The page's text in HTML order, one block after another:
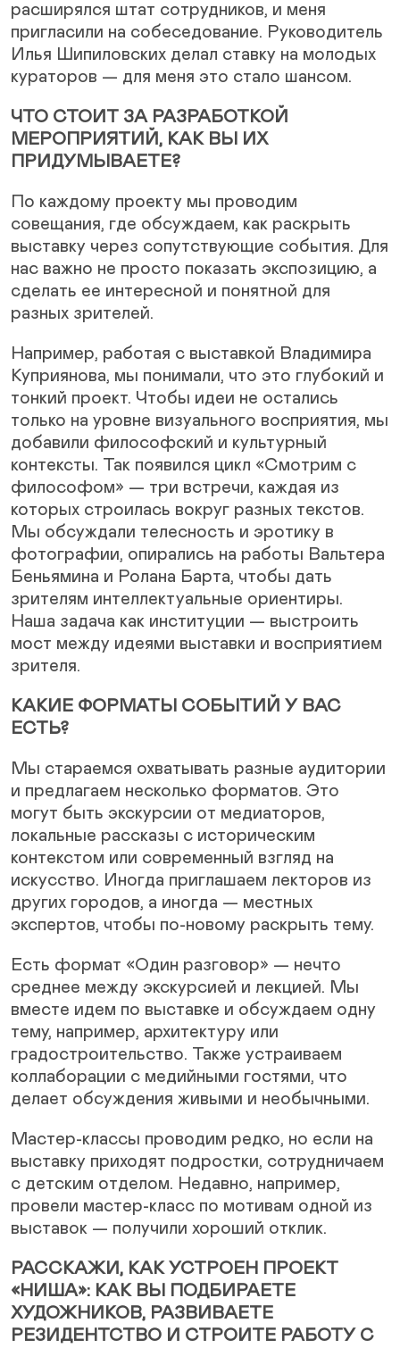
расширялся штат сотрудников, и меня
пригласили на собеседование. Руководитель
Илья Шипиловских делал ставку на молодых
кураторов — для меня это стало шансом.
ЧТО СТОИТ ЗА РАЗРАБОТКОЙ
МЕРОПРИЯТИЙ, КАК ВЫ ИХ
ПРИДУМЫВАЕТЕ?
По каждому проекту мы проводим
совещания, где обсуждаем, как раскрыть
выставку через сопутствующие события. Для
нас важно не просто показать экспозицию, а
сделать ее интересной и понятной для
разных зрителей.
Например, работая с выставкой Владимира
Куприянова, мы понимали, что это глубокий и
тонкий проект. Чтобы идеи не остались
только на уровне визуального восприятия, мы
добавили философский и культурный
контексты. Так появился цикл «Смотрим с
философом» — три встречи, каждая из
которых строилась вокруг разных текстов.
Мы обсуждали телесность и эротику в
фотографии, опирались на работы Вальтера
Беньямина и Ролана Барта, чтобы дать
зрителям интеллектуальные ориентиры.
Наша задача как институции — выстроить
мост между идеями выставки и восприятием
зрителя.
КАКИЕ ФОРМАТЫ СОБЫТИЙ У ВАС
ЕСТЬ?
Мы стараемся охватывать разные аудитории
и предлагаем несколько форматов. Это
могут быть экскурсии от медиаторов,
локальные рассказы с историческим
контекстом или современный взгляд на
искусство. Иногда приглашаем лекторов из
других городов, а иногда — местных
экспертов, чтобы по-новому раскрыть тему.
Есть формат «Один разговор» — нечто
среднее между экскурсией и лекцией. Мы
вместе идем по выставке и обсуждаем одну
тему, например, архитектуру или
градостроительство. Также устраиваем
коллаборации с медийными гостями, что
делает обсуждения живыми и необычными.
Мастер-классы проводим редко, но если на
выставку приходят подростки, сотрудничаем
с детским отделом. Недавно, например,
провели мастер-класс по мотивам одной из
выставок — получили хороший отклик.
РАССКАЖИ, КАК УСТРОЕН ПРОЕКТ
«НИША»: КАК ВЫ ПОДБИРАЕТЕ
ХУДОЖНИКОВ, РАЗВИВАЕТЕ
РЕЗИДЕНТСТВО И СТРОИТЕ РАБОТУ С